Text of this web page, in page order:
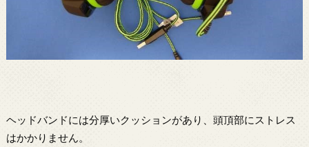
ヘッドバンドには分厚いクッションがあり、頭頂部にストレス
はかかりません。